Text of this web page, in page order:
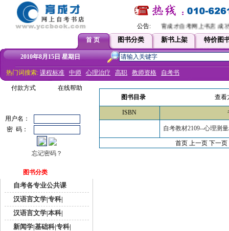
公告:
育成才自考网上书店 成
首 页
图书分类 新书上架 特价图
2010年8月15日 星期日
热门词搜索: 课程标准 中师 心理治疗 高职 教师资格 自考书
付款方式 在线帮助
用户名：
密 码：
忘记密码？
图书分类
自考各专业公共课
汉语言文学|专科|
汉语言文学|本科|
新闻学|基础科|专科|
图书目录 查看
ISBN
自考教材2109--心理测
首页 上一页 下一页